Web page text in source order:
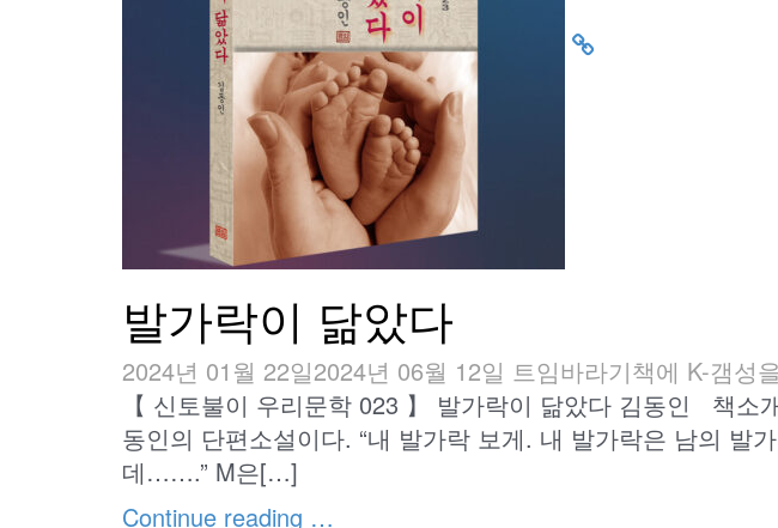
발가락이 닮았다
2024년 01월 22일2024년 06월 12일 트임바라기책에 K-갬성
【 신토불이 우리문학 023 】 발가락이 닮았다 김동인 책
동인의 단편소설이다. “내 발가락 보게. 내 발가락은 남의 발
데…….” M은[…]
Continue reading …